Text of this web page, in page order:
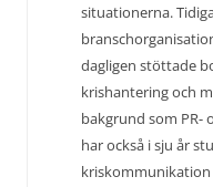
situationerna.
dagligen stöttade
krishantering och
bakgrund som PR-
har också i sju år
kriskommunikation